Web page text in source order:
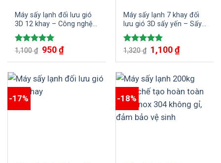
Máy sấy lạnh đối lưu gió
3D 12 khay – Công nghệ
sấy hiện đại chuẩn công
nghiệp từ SUNSAY
Được xếp
1,100₫ 950₫
Máy sấy lạnh 7 khay đối
lưu gió 3D sấy yến – Sấy
yến chất lượng cao với
công nghệ hiện đại
Được xếp
4.86
1,320₫ 1,100₫
-17% -18%